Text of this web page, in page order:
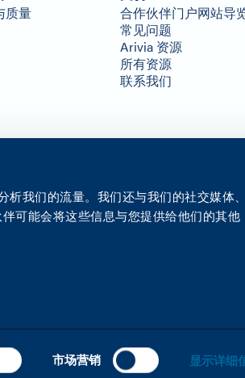
我们的流量。我们还与我们的社交媒体、
可能会将这些信息与您提供给他们的其他
市场营销 显示详细
质量
合作伙伴门户网站导
常见问题
Arivia 资源
所有资源
联系我们